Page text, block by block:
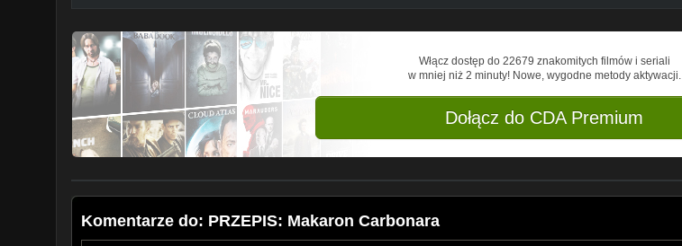
DO ZOBACZENIA W KOLEJNYM FILMIKU ♥
Włącz dostęp do 22679 znakomitych filmów i seriali
w mniej niż 2 minuty! Nowe, wygodne metody aktywacji.
Dołącz do CDA Premium
Komentarze do: PRZEPIS: Makaron Carbonara